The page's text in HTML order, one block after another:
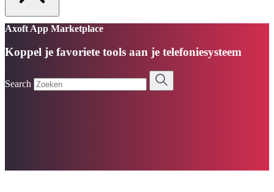
Axoft App Marketplace
Koppel je favoriete tools aan je telefoniesysteem
Search